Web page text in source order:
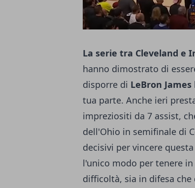
La serie tra Cleveland e
hanno dimostrato di
disporre di LeBron James
tua parte. Anche ieri
impreziositi da 7 assist,
dell'Ohio in semifinale di
decisivi per vincere
l'unico modo per tenere
difficoltà, sia in difesa